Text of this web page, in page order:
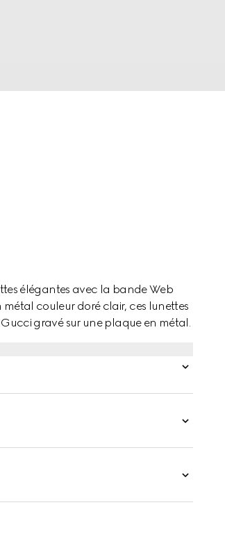
élégantes avec la bande Web
couleur doré clair, ces lunettes
gravé sur une plaque en métal.